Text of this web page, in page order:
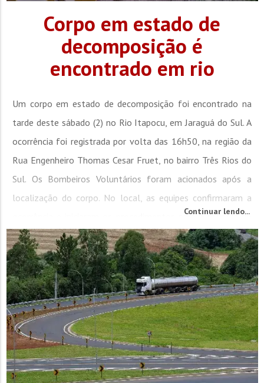
Corpo em estado de
decomposição é
encontrado em rio
Um corpo em estado de decomposição foi encontrado na
tarde deste sábado (2) no Rio Itapocu, em Jaraguá do Sul. A
ocorrência foi registrada por volta das 16h50, na região da
Rua Engenheiro Thomas Cesar Fruet, no bairro Três Rios do
Sul. Os Bombeiros Voluntários foram acionados após a
localização do corpo. No local, as equipes confirmaram a
ocorrência e iniciaram os procedimentos para a retirada do
cadáver,...
Continuar lendo...